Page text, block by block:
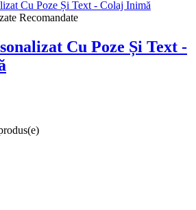
Recomandate
Cu Poze Și Text -